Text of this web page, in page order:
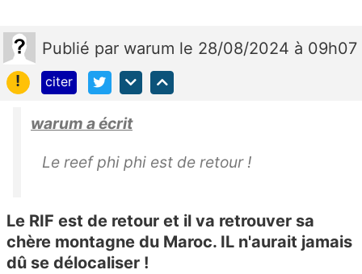
Publié par warum le 28/08/2024 à 09h07
!
citer
warum a écrit
Le reef phi phi est de retour !
Le RIF est de retour et il va retrouver sa
chère montagne du Maroc. IL n'aurait jamais
dû se délocaliser !